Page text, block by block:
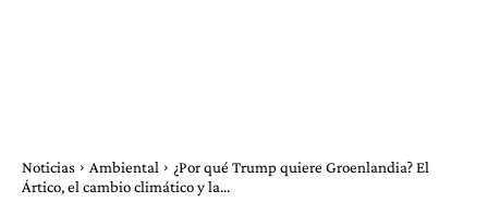
Noticias Ambiental
¿Por qué Trump quiere Groenlandia? El
Ártico, el cambio climático y la...